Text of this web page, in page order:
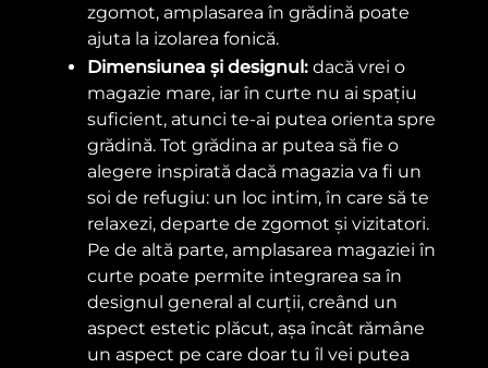
zgomot, amplasarea în grădină poate
ajuta la izolarea fonică.
Dimensiunea și designul: dacă vrei o
magazie mare, iar în curte nu ai spațiu
suficient, atunci te-ai putea orienta spre
grădină. Tot grădina ar putea să fie o
alegere inspirată dacă magazia va fi un
soi de refugiu: un loc intim, în care să te
relaxezi, departe de zgomot și vizitatori.
Pe de altă parte, amplasarea magaziei în
curte poate permite integrarea sa în
designul general al curții, creând un
aspect estetic plăcut, așa încât rămâne
un aspect pe care doar tu îl vei putea